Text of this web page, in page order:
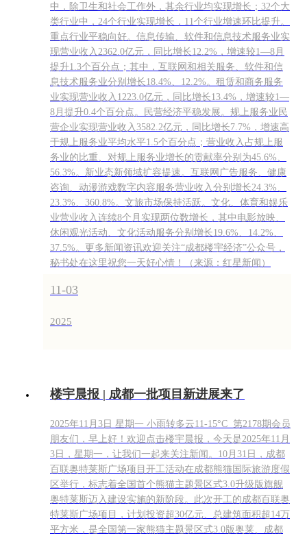
中，除卫生和社会工作外，其余行业均实现增长；32个大
类行业中，24个行业实现增长，11个行业增速环比提升。
重点行业平稳向好。信息传输、软件和信息技术服务业实
现营业收入2362.0亿元，同比增长12.2%，增速较1—8月
提升1.3个百分点；其中，互联网和相关服务、软件和信
息技术服务业分别增长18.4%、12.2%。租赁和商务服务
业实现营业收入1223.0亿元，同比增长13.4%，增速较1—
8月提升0.4个百分点。民营经济平稳发展。规上服务业民
营企业实现营业收入3582.2亿元，同比增长7.7%，增速高
于规上服务业平均水平1.5个百分点；营业收入占规上服
务业的比重、对规上服务业增长的贡献率分别为45.6%、
56.3%。新业态新领域扩容提速。互联网广告服务、健康
咨询、动漫游戏数字内容服务营业收入分别增长24.3%、
23.3%、360.8%。文旅市场保持活跃。文化、体育和娱乐
业营业收入连续8个月实现两位数增长，其中电影放映、
休闲观光活动、文化活动服务分别增长19.6%、14.2%、
37.5%。更多新闻资讯欢迎关注“成都楼宇经济”公众号，
秘书处在这里祝您一天好心情！（来源：红星新闻）
11-03
2025
楼宇晨报 | 成都一批项目新进展来了
2025年11月3日 星期一 小雨转多云11-15°C 第2178期会员
朋友们，早上好！欢迎点击楼宇晨报，今天是2025年11月
3日，星期一，让我们一起来关注新闻。10月31日，成都
百联奥特莱斯广场项目开工活动在成都熊猫国际旅游度假
区举行，标志着全国首个熊猫主题景区式3.0升级版旗舰
奥特莱斯迈入建设实施的新阶段。此次开工的成都百联奥
特莱斯广场项目，计划投资超30亿元、总建筑面积超14万
平方米，是全国第一家熊猫主题景区式3.0版奥莱、成都